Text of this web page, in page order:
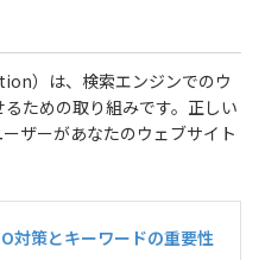
）は、検索エンジンでのウ
ための取り組みです。正しい
ザーがあなたのウェブサイト
対策とキーワードの重要性